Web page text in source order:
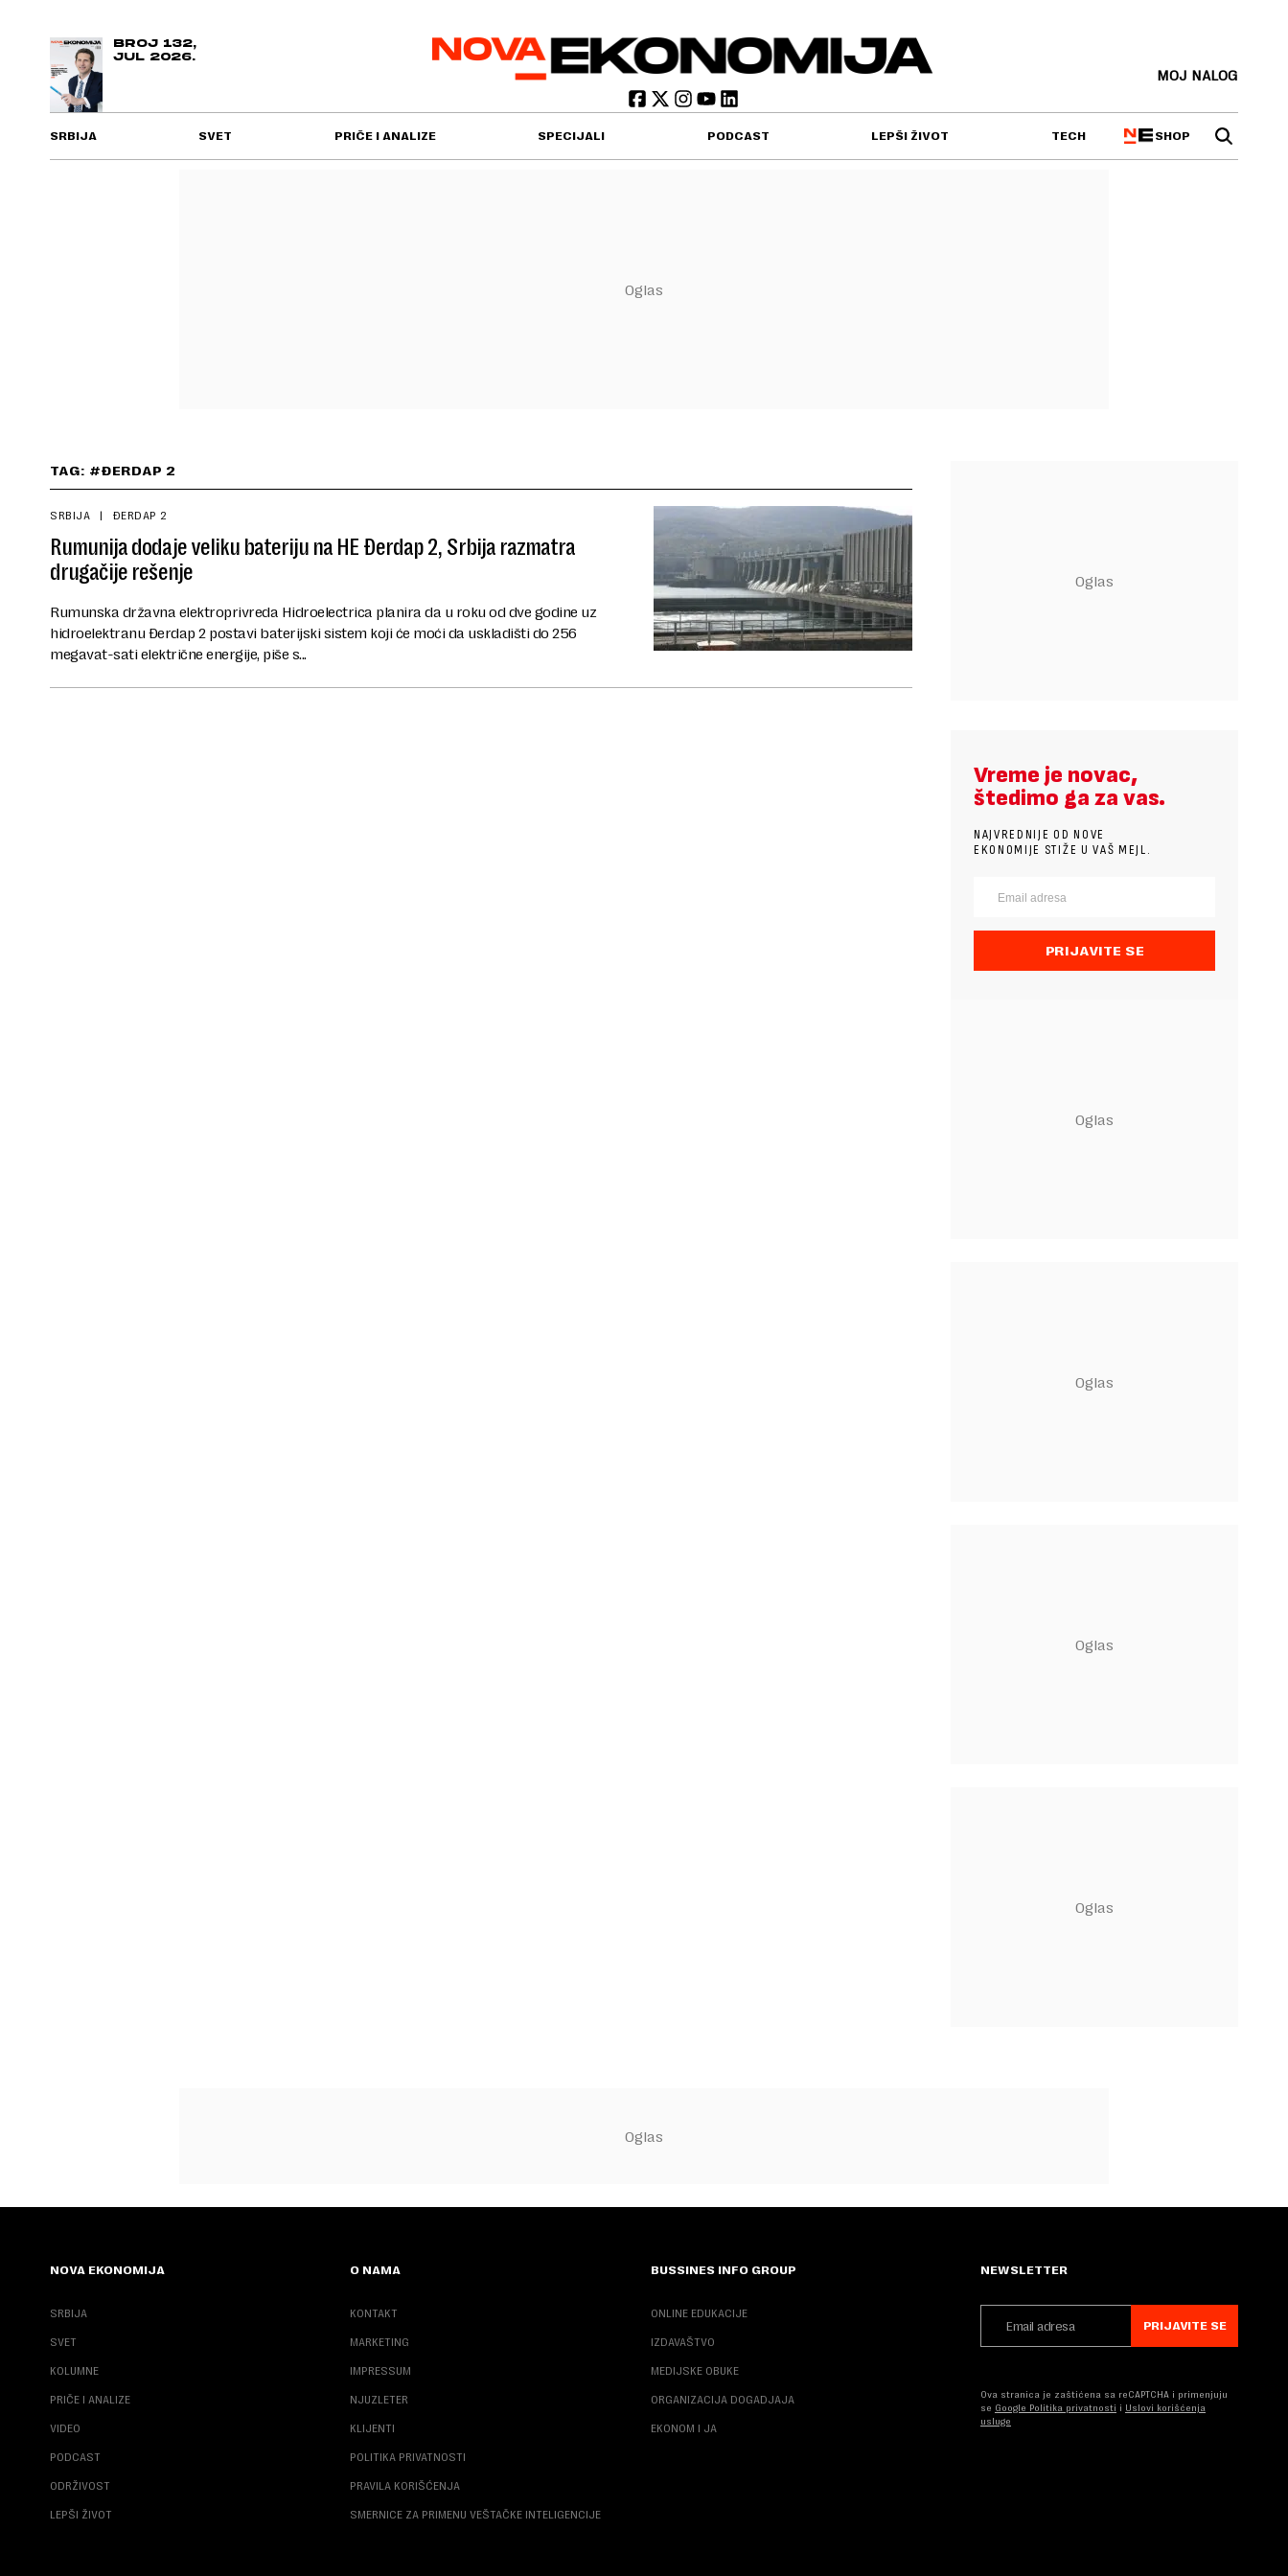
BROJ 132,
JUL 2026.
MOJ NALOG
SRBIJA SVET PRIČE I ANALIZE SPECIJALI PODCAST LEPŠI ŽIVOT TECH SHOP
TAG: #ĐERDAP 2
SRBIJA ĐERDAP 2
Rumunija dodaje veliku bateriju na HE Đerdap 2, Srbija razmatra
drugačije rešenje
Rumunska državna elektroprivreda Hidroelectrica planira da u roku od dve godine uz
hidroelektranu Đerdap 2 postavi baterijski sistem koji će moći da uskladišti do 256
megavat-sati električne energije, piše s...
Vreme je novac,
štedimo ga za vas.
NAJVREDNIJE OD NOVE
EKONOMIJE STIŽE U VAŠ MEJL.
PRIJAVITE SE
NOVA EKONOMIJA
SRBIJA
SVET
KOLUMNE
PRIČE I ANALIZE
VIDEO
PODCAST
ODRŽIVOST
LEPŠI ŽIVOT
O NAMA
KONTAKT
MARKETING
IMPRESSUM
NJUZLETER
KLIJENTI
POLITIKA PRIVATNOSTI
PRAVILA KORIŠĆENJA
SMERNICE ZA PRIMENU VEŠTAČKE INTELIGENCIJE
BUSSINES INFO GROUP
ONLINE EDUKACIJE
IZDAVAŠTVO
MEDIJSKE OBUKE
ORGANIZACIJA DOGADJAJA
EKONOM I JA
NEWSLETTER
PRIJAVITE SE
Ova stranica je zaštićena sa reCAPTCHA i primenjuju
se Google Politika privatnosti i Uslovi korišćenja
usluge